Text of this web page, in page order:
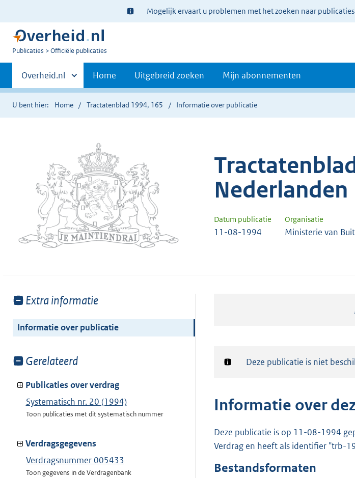
Ter
informatie:
Mogelijk ervaart u problemen met het zoeken naar
U
Publicaties Officiële publicaties
Primaire
navigatie
Andere
sites
binnen
Overheid.nl Home Uitgebreid zoeken Mijn abonnementen
U bent hier: Home Tractatenblad 1994, 165 Informatie over publicatie
Nederlanden
Datum publicatie Organisatie
11-08-1994 Ministerie van
Toon
van:
Extra informatie
Informatie over publicatie
Toon
van:
Gerelateerd
Publicaties over verdrag
Systematisch nr. 20 (1994)
Toon publicaties met dit systematisch nummer
Verdragsgegevens
Verdragsnummer 005433
Toon gegevens in de Verdragenbank
Notificatie:
Deze publicatie is niet
Informatie over
Deze publicatie is op 11-08-1994
Verdrag en heeft als identifier "trb-
Bestandsformaten